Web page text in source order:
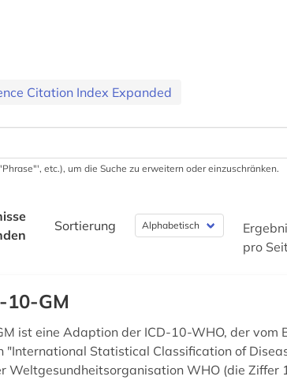
Citation Index Expanded
etc.), um die Suche zu erweitern oder einzuschränken.
Sortierung
pro
10-GM
ist eine Adaption der ICD-10-WHO, der vom
"International Statistical Classification of
Weltgesundheitsorganisation WHO (die Ziffer